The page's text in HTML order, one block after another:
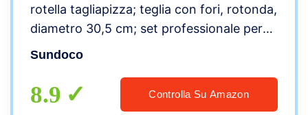
rotella tagliapizza; teglia con fori, rotonda,
diametro 30,5 cm; set professionale per
fare la pizza a casa come in pizzeria, per
Sundoco
8.9 Controlla Su Amazon